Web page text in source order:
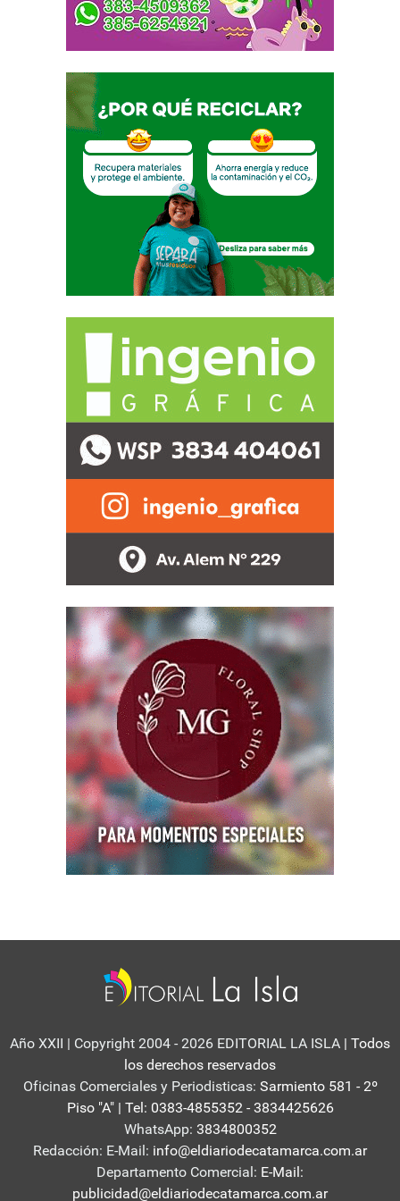
Año XXII | Copyright 2004 - 2026 EDITORIAL LA ISLA | Todos
los derechos reservados
Oficinas Comerciales y Periodisticas: Sarmiento 581 - 2º
Piso "A" | Tel: 0383-4855352 - 3834425626
WhatsApp: 3834800352
Redacción: E-Mail: info@eldiariodecatamarca.com.ar
Departamento Comercial: E-Mail:
publicidad@eldiariodecatamarca.com.ar